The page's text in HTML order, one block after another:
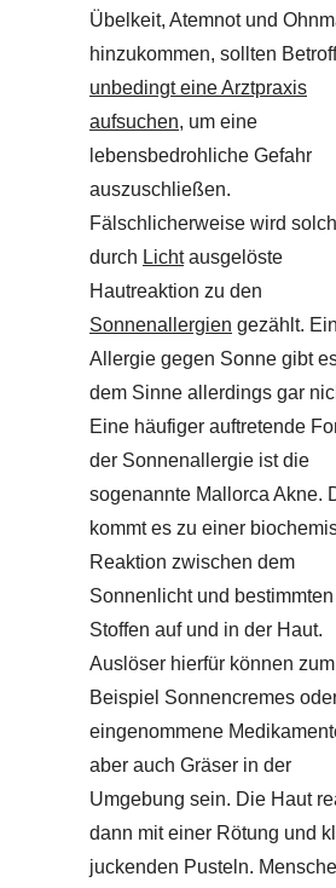
Übelkeit, Atemnot und
hinzukommen, sollten
unbedingt eine Arztpraxis
aufsuchen, um eine
lebensbedrohliche Gefahr
auszuschließen.
Fälschlicherweise wird
durch Lichtausgelöste
Hautreaktion zu den
Sonnenallergien gezählt.
Allergie gegen Sonne gibt
dem Sinne allerdings gar
Eine häufiger auftretende
der Sonnenallergie ist die
sogenannte Mallorca Akne.
kommt es zu einer
Reaktion zwischen dem
Sonnenlicht und bestimmten
Stoffen auf und in der Haut.
Auslöser hierfür können zum
Beispiel Sonnencremes
eingenommene
aber auch Gräser in der
Umgebung sein. Die Haut
dann mit einer Rötung und
juckenden Pusteln.